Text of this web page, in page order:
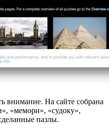
внимание. На сайте собрана
«мемори», «судоку»,
пазлы.